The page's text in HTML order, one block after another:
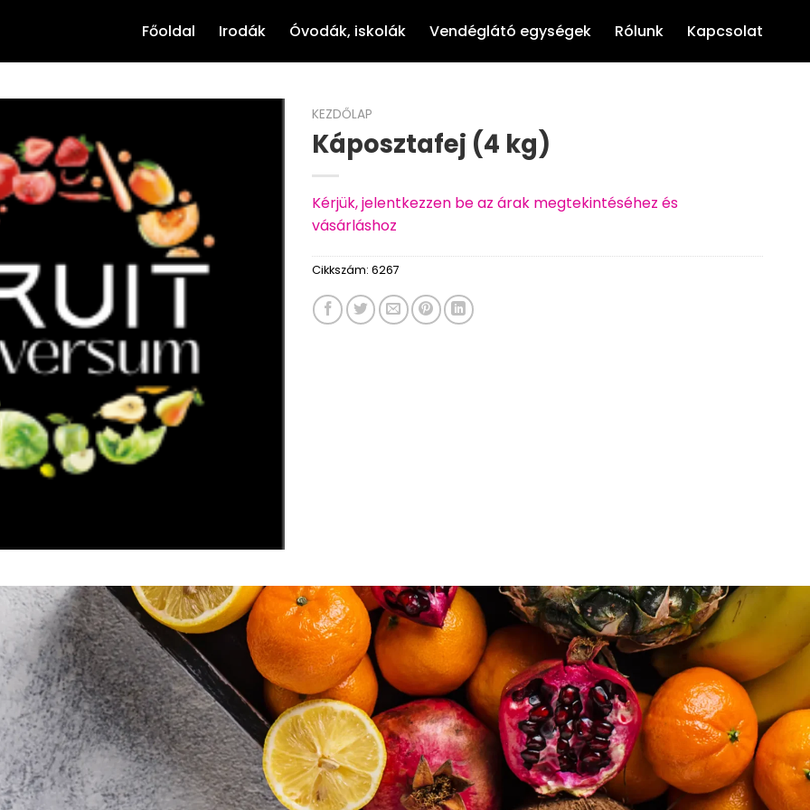
Főoldal Irodák Óvodák, iskolák Vendéglátó egységek Rólunk Kapcsolat
KEZDŐLAP
Káposztafej (4 kg)
Kérjük, jelentkezzen be az árak megtekintéséhez és
vásárláshoz
Cikkszám: 6267